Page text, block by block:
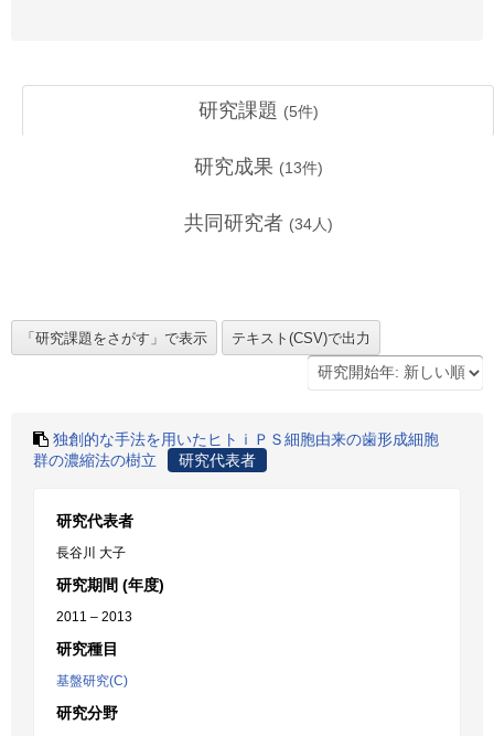
研究課題 (5件)
研究成果 (13件)
共同研究者 (34人)
独創的な手法を用いたヒトｉＰＳ細胞由来の歯形成細胞
群の濃縮法の樹立
研究代表者
研究代表者
長谷川 大子
研究期間 (年度)
2011 – 2013
研究種目
基盤研究(C)
研究分野